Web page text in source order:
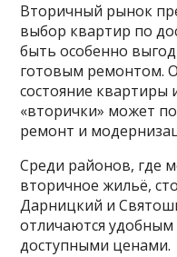
Вторичный рынок
выбор квартир по
быть особенно
готовым ремонтом.
состояние
«вторички» может
ремонт и
Среди районов, где
вторичное жильё,
Дарницкий и
отличаются
доступными ценами.